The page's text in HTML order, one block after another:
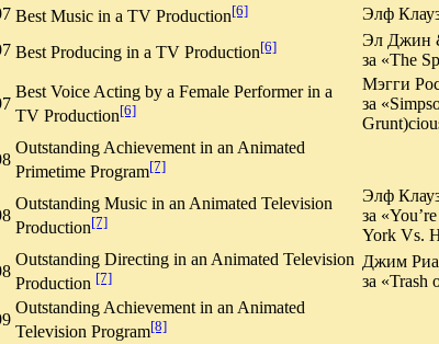
Best Music in a TV Production[6] Элф
Best Producing in a TV Production[6]
Эл Джин
за «The
Best Voice Acting by a Female Performer in a
TV Production[6]
Мэгги
за
Outstanding Achievement in an Animated
Primetime Program[7]
Outstanding Music in an Animated Television
Production[7]
Элф
за
York Vs.
Outstanding Directing in an Animated Television
Production [7]
Джим
за «Trash
Outstanding Achievement in an Animated
Television Program[8]